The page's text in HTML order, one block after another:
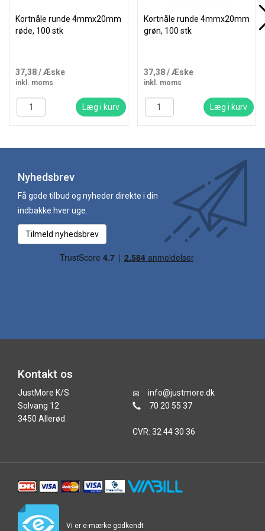
Kortnåle runde 4mmx20mm
røde, 100 stk
37,38/ Æske
inkl. moms
Læg i kurv
Kortnåle runde 4mmx20mm
grøn, 100 stk
37,38/ Æske
inkl. moms
Læg i kurv
Nyhedsbrev
Få gode tilbud og nyheder direkte i din
indbakke hver uge.
Tilmeld nyhedsbrev
Kontakt os
JustMore K/S
Solvang 12
3450 Allerød
info@justmore.dk
70 20 55 37
CVR: 32 44 30 36
Vi er e-mærke godkendt